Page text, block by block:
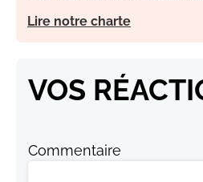
Lire notre charte
VOS
Commentaire